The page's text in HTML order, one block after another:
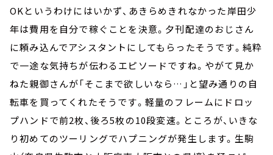
OKというわけにはいかず、あきらめきれなかった岸田少
年は費用を自分で稼ぐことを決意。夕刊配達のおじさん
に頼み込んでアシスタントにしてもらったそうです。純粋
で一途な気持ちが伝わるエピソードですね。やがて見か
ねた親御さんが「そこまで欲しいなら…」と望み通りの自
転車を買ってくれたそうです。軽量のフレームにドロッ
プハンドで前2枚、後ろ5枚の10段変速。ところが、いきな
り初めてのツーリングでハプニングが発生します。生駒